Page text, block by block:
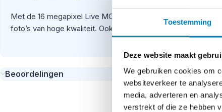
Toestemming
Deze website maakt
We gebruiken cookies om
websiteverkeer te
media, adverteren en
verstrekt of die ze hebben
Met de 16 megapixel Live MOS sensor van de Panasonic
foto’s van hoge kwaliteit. Ook de 4K video’s zijn rijk aan
Geavanceerde autofocus
De ‘Depth From Defocus’- technologie van de Panasonic
absoluut scherpe prestaties tijdens het fotograferen en het
snelheid van 7 fps op de plaat – de AF-tracking houdt het
Beoordelingen